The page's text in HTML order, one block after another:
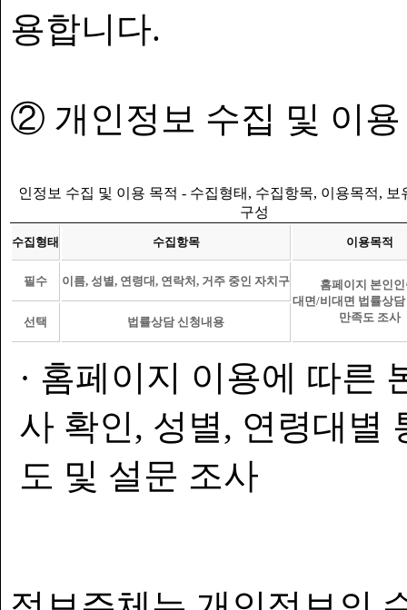
용합니다.
② 개인정보 수집 및 이용
인정보 수집 및 이용 목적 - 수집형태, 수집항목, 이용목적, 보
구성
수집형태 수집항목 이용목적
필수 이름, 성별, 연령대, 연락처, 거주 중인 자치구
홈페이지 본인인
대면/비대면 법률상
만족도 조사
선택 법률상담 신청내용
· 홈페이지 이용에 따른
사 확인, 성별, 연령대별
도 및 설문 조사